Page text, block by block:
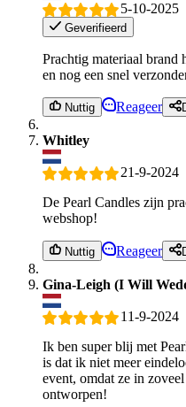
5-10-2025
Geverifieerd
Prachtig materiaal brand
en nog een snel
Nuttig Reageer
Whitley
21-9-2024
De Pearl Candles zijn
webshop!
Nuttig Reageer
Gina-Leigh (I Will
11-9-2024
Ik ben super blij met
is dat ik niet meer
event, omdat ze in
ontworpen!